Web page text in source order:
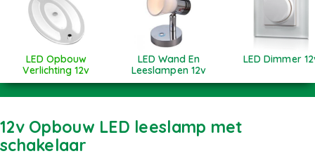
LED Opbouw
Verlichting 12v
LED Wand En
Leeslampen 12v
LED Dimmer
12v Opbouw LED leeslamp met
schakelaar